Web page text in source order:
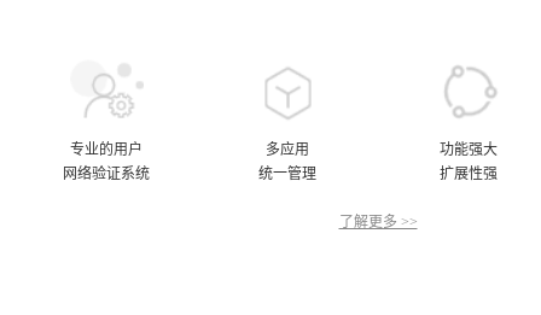
专业的用户
网络验证系统
多应用
统一管理
功能强大
扩展性强
了解更多 >>